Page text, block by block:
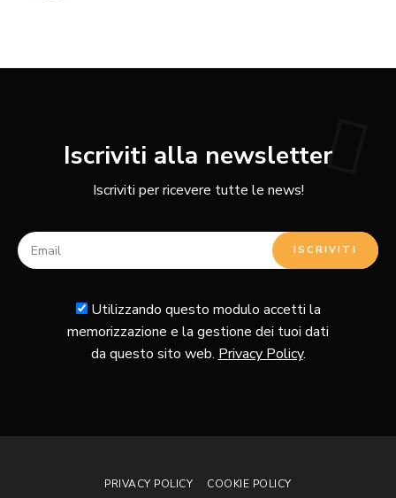
Iscriviti alla newsletter
Iscriviti per ricevere tutte le news!
Utilizzando questo modulo accetti la
memorizzazione e la gestione dei tuoi dati
da questo sito web.Privacy Policy.
PRIVACY POLICY COOKIE POLICY